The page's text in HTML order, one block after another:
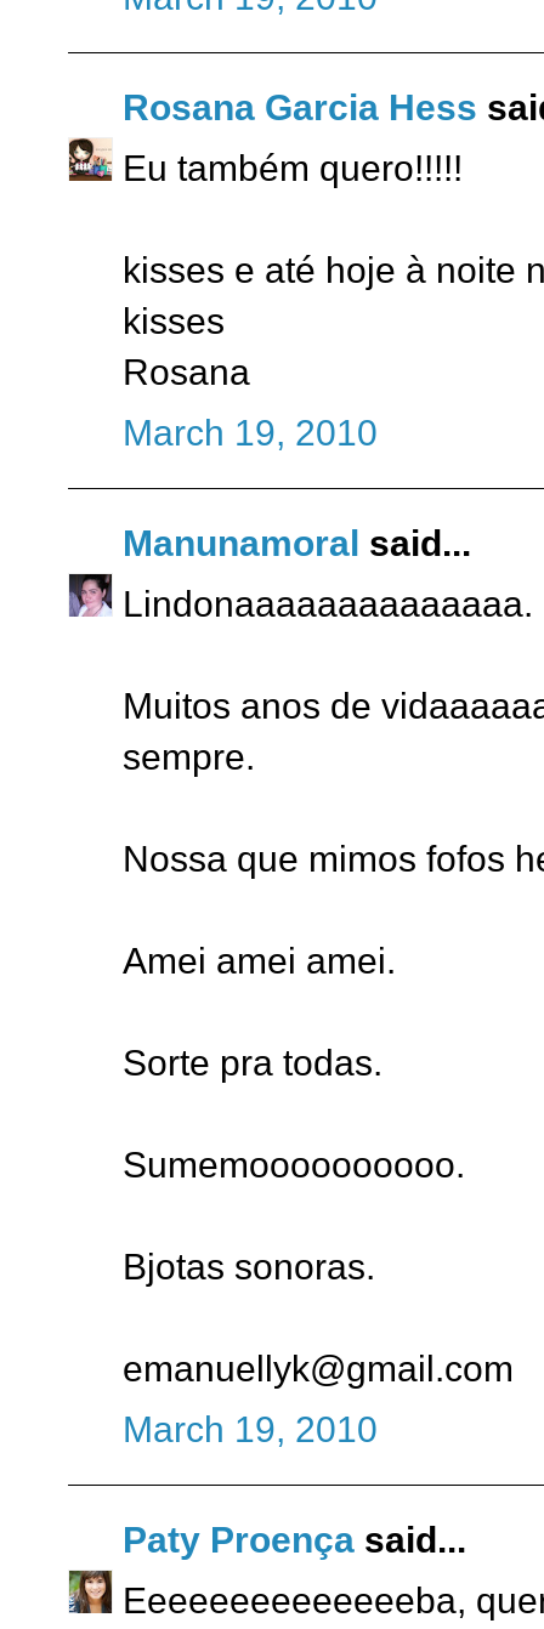
Rosana Garcia Hess
Eu também quero!!!!!
kisses e até hoje à noite
kisses
Rosana
March 19, 2010
Manunamoral said...
Lindonaaaaaaaaaaaaaa.
Muitos anos de
sempre.
Nossa que mimos fofos
Amei amei amei.
Sorte pra todas.
Sumemoooooooooo.
Bjotas sonoras.
emanuellyk@gmail.com
March 19, 2010
Paty Proença said...
Eeeeeeeeeeeeeeba,